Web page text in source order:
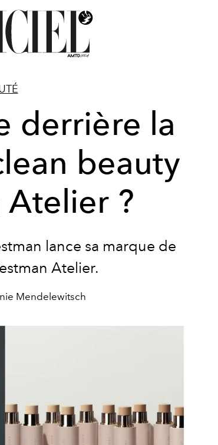
derrière la
beauty
Atelier ?
lance sa marque de
Atelier.
Mendelewitsch